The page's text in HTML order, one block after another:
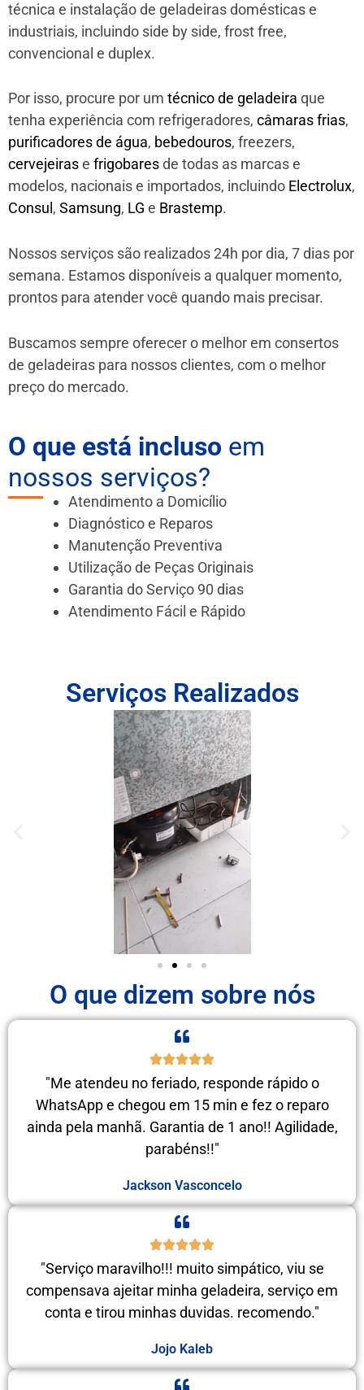
técnica e instalação de geladeiras domésticas e
industriais, incluindo side by side, frost free,
convencional e duplex.
Por isso, procure por um técnico de geladeira que
tenha experiência com refrigeradores, câmaras frias,
purificadores de água, bebedouros, freezers,
cervejeirase frigobaresde todas as marcas e
modelos, nacionais e importados, incluindo Electrolux,
Consul , Samsung, LG e Brastemp.
Nossos serviços são realizados 24h por dia, 7 dias por
semana. Estamos disponíveis a qualquer momento,
prontos para atender você quando mais precisar.
Buscamos sempre oferecer o melhor em consertos
de geladeiras para nossos clientes, com o melhor
preço do mercado.
O que está incluso em
nossos serviços?
Atendimento a Domicílio
Diagnóstico e Reparos
Manutenção Preventiva
Utilização de Peças Originais
Garantia do Serviço 90 dias
Atendimento Fácil e Rápido
Serviços Realizados
O que dizem sobre nós
"Me atendeu no feriado, responde rápido o
WhatsApp e chegou em 15 min e fez o reparo
ainda pela manhã. Garantia de 1 ano!! Agilidade,
parabéns!!"
Jackson Vasconcelo
"Serviço maravilho!!! muito simpático, viu se
compensava ajeitar minha geladeira, serviço em
conta e tirou minhas duvidas. recomendo."
Jojo Kaleb